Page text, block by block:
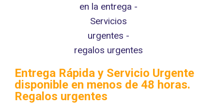
Entrega Rápida y Servicio Urgente
disponible en menos de 48 horas.
Regalos urgentes